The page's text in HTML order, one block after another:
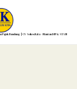
Pajak Bandung | CV Solusi Kita – Mantan DJP & STAN